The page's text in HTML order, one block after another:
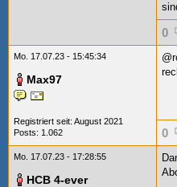
0
Mo. 17.07.23 - 15:45:34
Max97
Registriert seit: August 2021
Posts: 1.062
0
Mo. 17.07.23 - 17:28:55
HCB 4-ever